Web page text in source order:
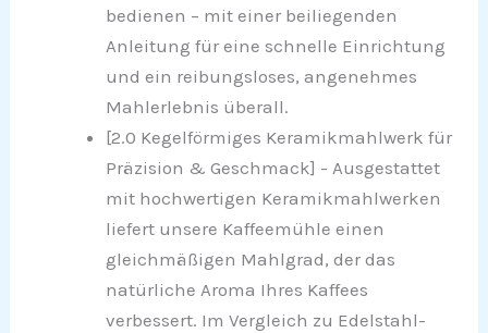
bedienen – mit einer beiliegenden
Anleitung für eine schnelle Einrichtung
und ein reibungsloses, angenehmes
Mahlerlebnis überall.
[2.0 Kegelförmiges Keramikmahlwerk für
Präzision & Geschmack] - Ausgestattet
mit hochwertigen Keramikmahlwerken
liefert unsere Kaffeemühle einen
gleichmäßigen Mahlgrad, der das
natürliche Aroma Ihres Kaffees
verbessert. Im Vergleich zu Edelstahl-